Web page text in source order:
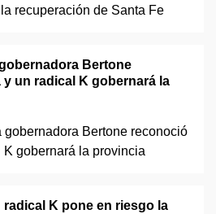
Bertone
un radical K gobernará la
K pone en riesgo la